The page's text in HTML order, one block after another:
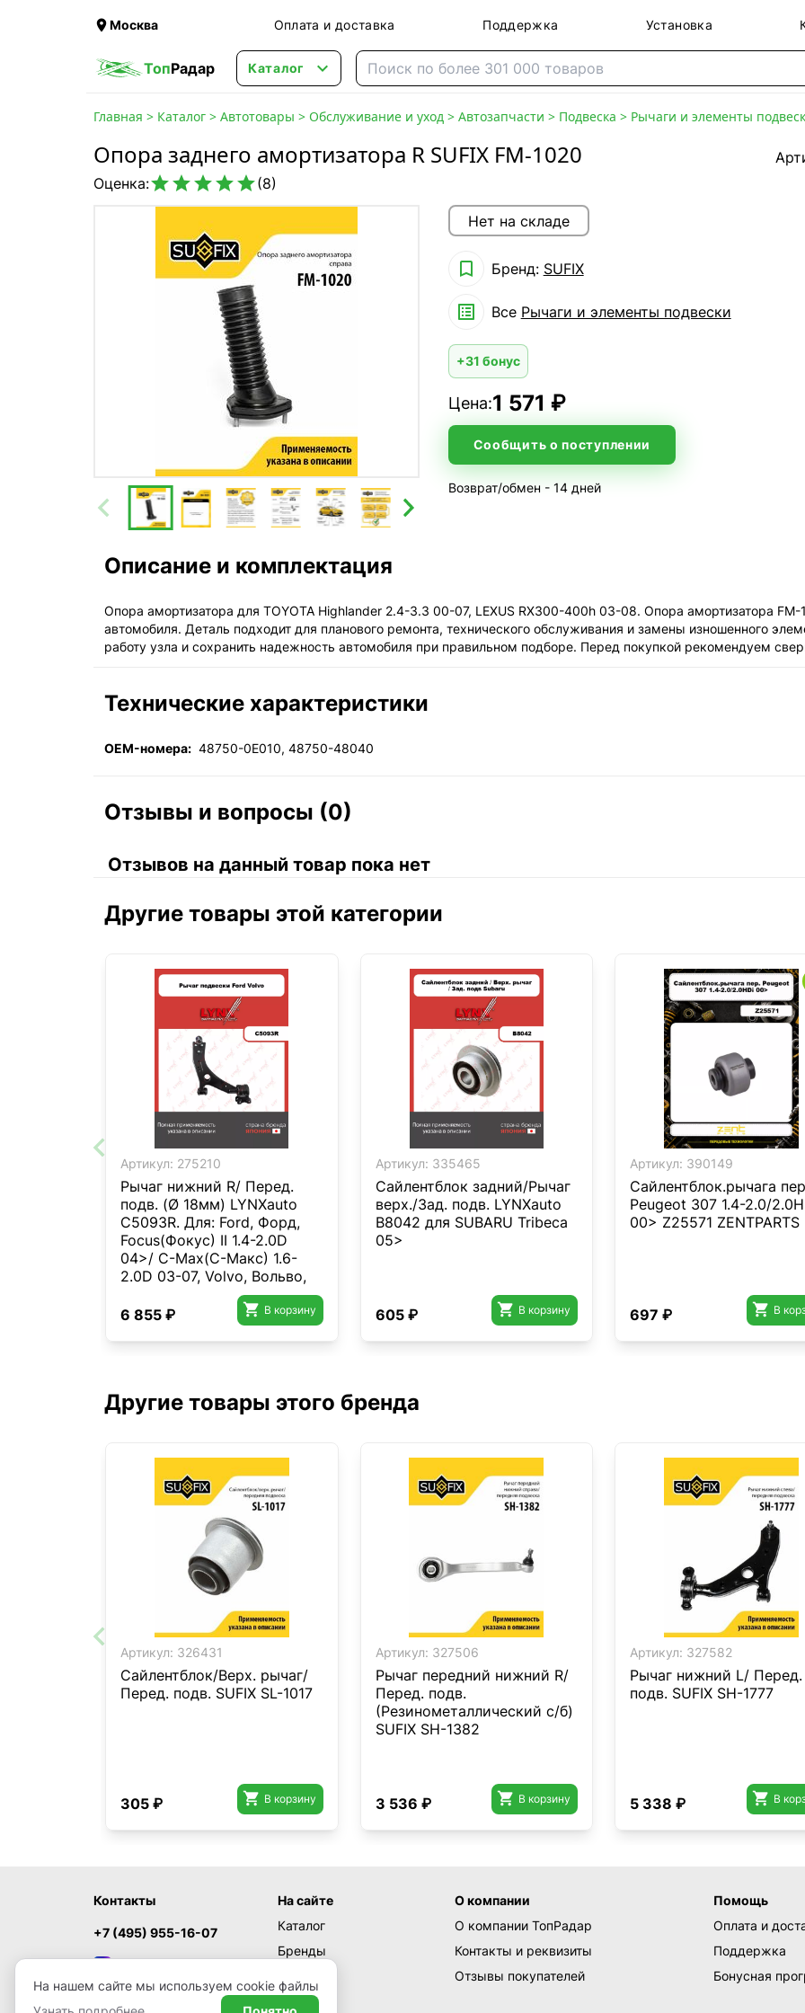
Москва Оплата и доставка Поддержка Установка
ТопРадар Каталог 
Главная > Каталог > Автотовары > Обслуживание и уход > Автозапчасти > Подвеска > Рычаги и элементы
Опора заднего амортизатора R SUFIX FM-1020
Оценка:(8)
Нет на складе
 Бренд: SUFIX
 Все Рычаги и элементы подвески
+31 бонус
Цена:1 571 ₽
Сообщить о поступлении
Возврат/обмен - 14 дней
Описание и комплектация
Опора амортизатора для TOYOTA Highlander 2.4-3.3 00-07, LEXUS RX300-400h 03-08. Опора амортизатора
автомобиля. Деталь подходит для планового ремонта, технического обслуживания и замены изношенного
работу узла и сохранить надежность автомобиля при правильном подборе. Перед покупкой рекомендуем
Технические характеристики
OEM-номера: 48750-0E010, 48750-48040
Отзывы и вопросы (0)
Отзывов на данный товар пока нет
Другие товары этой категории
Артикул: 275210
Рычаг нижний R/ Перед.
подв. (Ø 18мм) LYNXauto
C5093R. Для: Ford, Форд,
Focus(Фокус) II 1.4-2.0D
04>/ C-Max(С-Макс) 1.6-
2.0D 03-07, Volvo, Вольво,
C30 1.6-2.5T 06-12/ S40 II
1.6-2.5T 04>.
6 855 ₽  В корзину
Артикул: 335465
Сайлентблок задний/Рычаг
верх./Зад. подв. LYNXauto
B8042 для SUBARU Tribeca
05>
605 ₽  В корзину
Артикул: 390149
Сайлентблок.рычага
Peugeot 307 1.4-2.0/
00> Z25571 ZENTPARTS
697 ₽  В
Другие товары этого бренда
Артикул: 326431
Сайлентблок/Верх. рычаг/
Перед. подв. SUFIX SL-1017
305 ₽  В корзину
Артикул: 327506
Рычаг передний нижний R/
Перед. подв.
(Резинометаллический с/б)
SUFIX SH-1382
3 536 ₽  В корзину
Артикул: 327582
Рычаг нижний L/ Перед.
подв. SUFIX SH-1777
5 338 ₽  В
Контакты
+7 (495) 955-16-07
На сайте
Каталог
Бренды
Новости
О компании
О компании ТопРадар
Контакты и реквизиты
Отзывы покупателей
Помощь
Оплата и
Поддержка
Бонусная
На нашем сайте мы используем cookie файлы